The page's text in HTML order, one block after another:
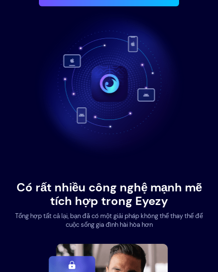
Có rất nhiều công nghệ mạnh mẽ
tích hợp trong Eyezy
Tổng hợp tất cả lại, bạn đã có một giải pháp không thể thay thế để
cuộc sống gia đình hài hòa hơn